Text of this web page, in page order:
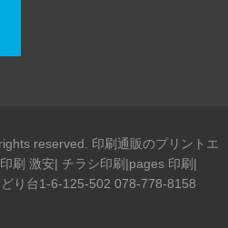
reserved. 印刷通販のプリントエ
刷 激安| チラシ印刷|pages 印刷|
り台1-6-125-502 078-778-8158